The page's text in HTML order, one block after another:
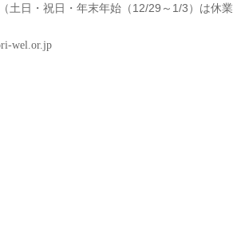
日・祝日・年末年始（12/29～1/3）は休
wel.or.jp